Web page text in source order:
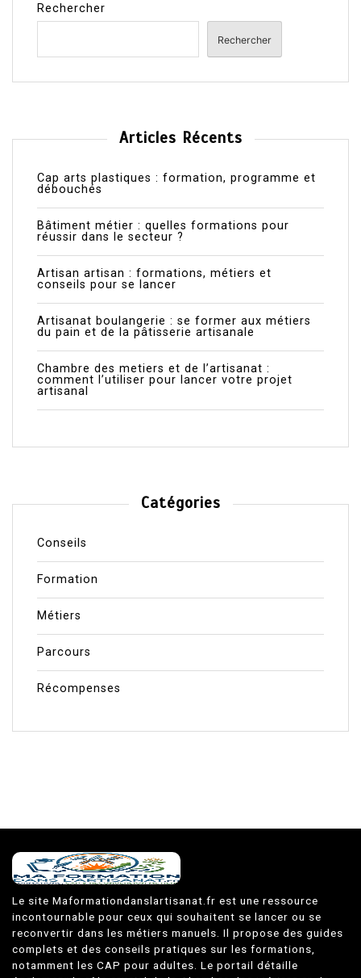
Rechercher
Rechercher
Articles Récents
Cap arts plastiques : formation, programme et
débouchés
Bâtiment métier : quelles formations pour
réussir dans le secteur ?
Artisan artisan : formations, métiers et
conseils pour se lancer
Artisanat boulangerie : se former aux métiers
du pain et de la pâtisserie artisanale
Chambre des metiers et de l’artisanat :
comment l’utiliser pour lancer votre projet
artisanal
Catégories
Conseils
Formation
Métiers
Parcours
Récompenses
Le site Maformationdanslartisanat.fr est une ressource
incontournable pour ceux qui souhaitent se lancer ou se
reconvertir dans les métiers manuels. Il propose des guides
complets et des conseils pratiques sur les formations,
notamment les CAP pour adultes. Le portail détaille